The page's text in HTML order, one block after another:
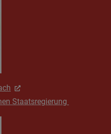
Staatsregierung